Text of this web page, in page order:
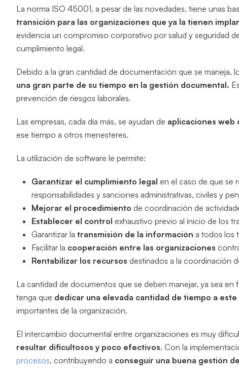
La norma ISO 45001, a pesar de las novedades, tiene unas
transición para las organizaciones que ya la tienen
evidencia un compromiso corporativo por salud y seguridad
cumplimiento legal.
Debido a la gran cantidad de documentación que se maneja,
una gran parte de su tiempo en la gestión documental.
prevención de riesgos laborales.
Las empresas, cada día más, se ayudan de aplicaciones web
ese tiempo a otros menesteres.
La utilización de software le permite:
Garantizar el cumplimiento legal en el caso de que se
responsabilidades y sanciones administrativas, civiles y
Mejorar el procedimiento de coordinación de
Establecer el control exhaustivo previo al inicio de los
Garantizar la transmisión de la información a todos los
Facilitar la cooperación entre las organizaciones
Rentabilizar los recursos destinados a la coordinación
La cantidad de documentos que se deben manejar, ya sea
tenga que dedicar una elevada cantidad de tiempo a
importantes de la organización.
El intercambio documental entre organizaciones es muy
resultar dificultosos y poco efectivos. Con la
procesos, contribuyendo a conseguir una buena gestión